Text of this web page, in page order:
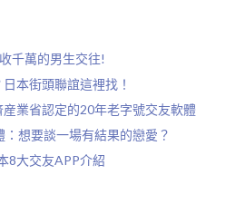
千萬的男生交往!
本街頭聯誼這裡找！
業省認定的20年老字號交友軟體
想要談一場有結果的戀愛？
8大交友APP介紹